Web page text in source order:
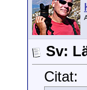
Sv:
Citat: